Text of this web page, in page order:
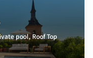
pool, Roof Top